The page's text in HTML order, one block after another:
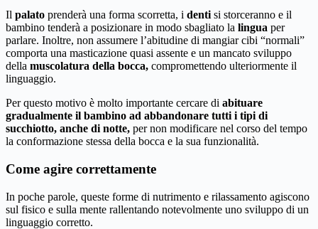
Il palato prenderà una forma scorretta, i denti si storceranno e il
bambino tenderà a posizionare in modo sbagliato la lingua per
parlare. Inoltre, non assumere l’abitudine di mangiar cibi “normali”
comporta una masticazione quasi assente e un mancato sviluppo
della muscolatura della bocca, compromettendo ulteriormente il
linguaggio.
Per questo motivo è molto importante cercare di abituare
gradualmente il bambino ad abbandonare tutti i tipi di
succhiotto, anche di notte, per non modificare nel corso del tempo
la conformazione stessa della bocca e la sua funzionalità.
Come agire correttamente
In poche parole, queste forme di nutrimento e rilassamento agiscono
sul fisico e sulla mente rallentando notevolmente uno sviluppo di un
linguaggio corretto.